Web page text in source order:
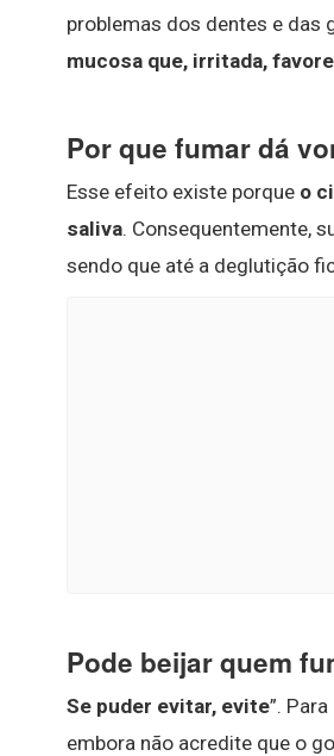
problemas dos dentes e das
mucosa que, irritada,
Por que fumar dá
Esse efeito existe porque o
saliva. Consequentemente,
sendo que até a deglutição
Pode beijar quem
Se puder evitar, evite”.
embora não acredite que o